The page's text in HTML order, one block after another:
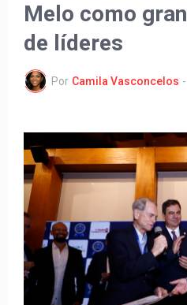
Melo como
de líderes
Por Camila Vasconcelos -